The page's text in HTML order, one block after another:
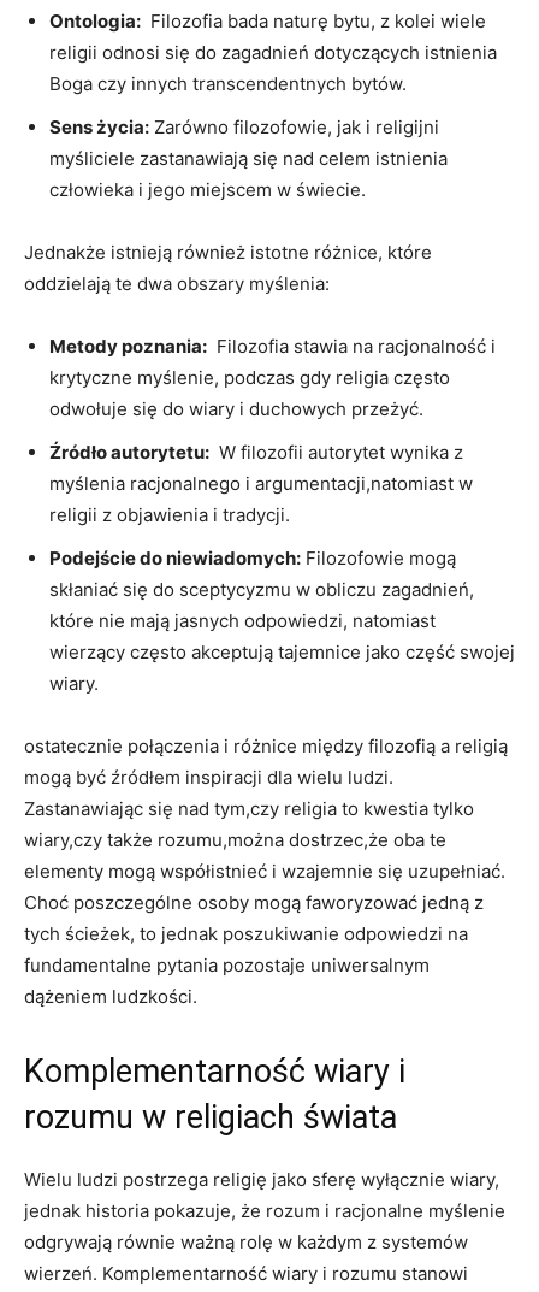
Ontologia: ⁣ Filozofia bada naturę bytu,⁢ z kolei‌ wiele
religii odnosi się ‌do zagadnień dotyczących istnienia‍
Boga⁤ czy⁢ innych transcendentnych bytów.
Sens ⁤życia: Zarówno filozofowie,​ jak i religijni
myśliciele zastanawiają‌ się nad‍ celem istnienia
człowieka i jego miejscem w świecie.
Jednakże istnieją również istotne różnice, które
oddzielają te dwa obszary myślenia:
Metody poznania: ⁣ Filozofia ‍stawia na racjonalność i
‌krytyczne⁤ myślenie, podczas gdy religia często
odwołuje ⁤się do wiary i ‌duchowych przeżyć.
Źródło⁢ autorytetu: ‌ W filozofii⁣ autorytet wynika z
myślenia racjonalnego i argumentacji,natomiast w
religii z objawienia⁢ i tradycji.
Podejście do niewiadomych: Filozofowie mogą
⁤skłaniać się do sceptycyzmu w obliczu​ zagadnień,
które‍ nie mają‍ jasnych odpowiedzi, natomiast
wierzący często akceptują tajemnice jako część swojej
wiary.
ostatecznie połączenia i⁢ różnice między filozofią a religią
mogą być ⁣źródłem inspiracji dla wielu ludzi.
Zastanawiając się nad tym,czy⁤ religia to kwestia tylko
wiary,czy także rozumu,można dostrzec,że oba te
elementy mogą współistnieć i wzajemnie się ⁤uzupełniać.
Choć poszczególne osoby ⁤mogą faworyzować ​jedną z
tych ścieżek, to jednak poszukiwanie‌ odpowiedzi na
fundamentalne pytania pozostaje uniwersalnym
dążeniem ludzkości.
Komplementarność wiary i
‍rozumu w ⁢religiach świata
Wielu ludzi postrzega religię jako sferę wyłącznie wiary,
jednak historia pokazuje, że rozum​ i racjonalne myślenie
odgrywają równie⁣ ważną rolę w każdym z‍ systemów
wierzeń. Komplementarność wiary i⁢ rozumu stanowi